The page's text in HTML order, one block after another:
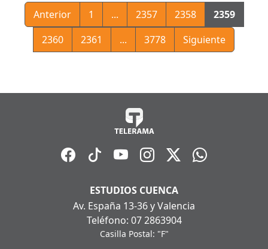
Anterior 1 ... 2357 2358
2359
2360
2361 ... 3778 Siguiente
ESTUDIOS CUENCA
Av. España 13-36 y Valencia
Teléfono: 07 2863904
Casilla Postal: "F"